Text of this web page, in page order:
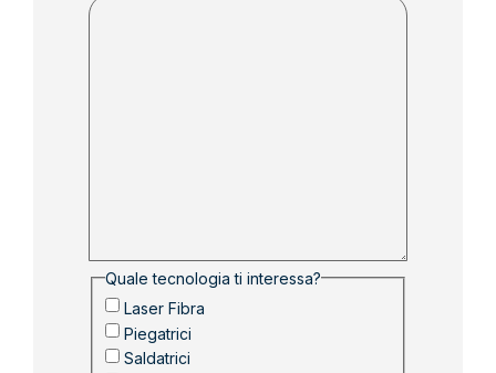
Quale tecnologia ti interessa?
Laser Fibra
Piegatrici
Saldatrici